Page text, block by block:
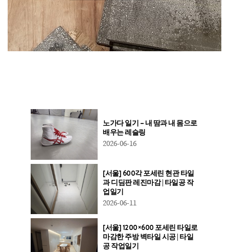
노가다 일기 – 내 땀과 내 몸으로
배우는 레슬링
2026-06-16
[서울] 600각 포세린 현관 타일
과 디딤판 레진마감 | 타일공 작
업일기
2026-06-11
[서울] 1200×600 포세린 타일로
마감한 주방 벽타일 시공 | 타일
공 작업일기